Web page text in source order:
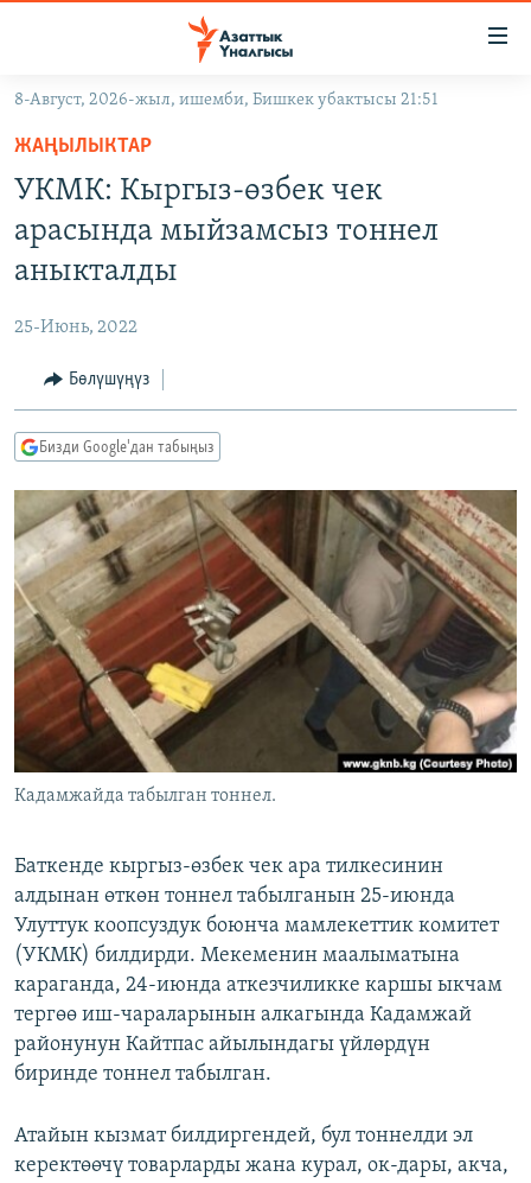
Навигацияга
өтүңүз
Издөөгө
салыңыз
МАДАНИЯТ
УКРАИНА
ТВ ПРОГРАММАЛАР
БҮГҮН АЗАТТЫКТА
ДАНИСТЕ
ЭЖЕ-СИҢДИЛЕР
АЗАТТЫК+
ЫҢГАЙСЫЗ СУРООЛОР
ПОДКАСТ
Русский
ОНЛАЙН ШЕРИНЕ
ЭЕ/АРнун бардык сайттары
8-Август, 2026-жыл, ишемби, Бишкек убактысы 21:51
ЖАҢЫЛЫКТАР
УКМК: Кыргыз-өзбек чек
арасында мыйзамсыз тоннел
аныкталды
25-Июнь, 2022
Бөлүшүңүз
Бизди Google'дан табыңыз
Кадамжайда табылган тоннел.
Баткенде кыргыз-өзбек чек ара тилкесинин
алдынан өткөн тоннел табылганын 25-июнда
Улуттук коопсуздук боюнча мамлекеттик комитет
(УКМК) билдирди. Мекеменин маалыматына
караганда, 24-июнда аткезчиликке каршы ыкчам
тергөө иш-чараларынын алкагында Кадамжай
районунун Кайтпас айылындагы үйлөрдүн
биринде тоннел табылган.
Атайын кызмат билдиргендей, бул тоннелди эл
керектөөчү товарларды жана курал, ок-дары, акча,